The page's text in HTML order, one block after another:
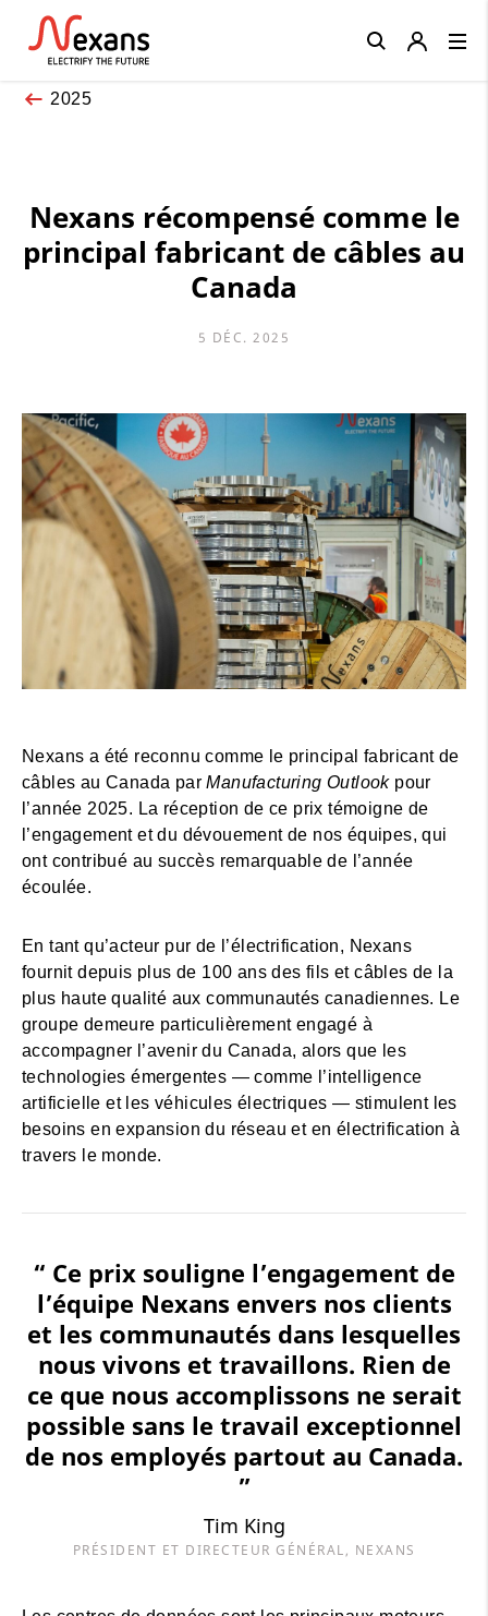
2025
Nexans récompensé comme le
principal fabricant de câbles au
Canada
5 DÉC. 2025
Nexans a été reconnu comme le principal fabricant de
câbles au Canada parManufacturing Outlookpour
l’année 2025. La réception de ce prix témoigne de
l’engagement et du dévouement de nos équipes, qui
ont contribué au succès remarquable de l’année
écoulée.
En tant qu’acteur pur de l’électrification, Nexans
fournit depuis plus de 100 ans des fils et câbles de la
plus haute qualité aux communautés canadiennes. Le
groupe demeure particulièrement engagé à
accompagner l’avenir du Canada, alors que les
technologies émergentes — comme l’intelligence
artificielle et les véhicules électriques — stimulent les
besoins en expansion du réseau et en électrification à
travers le monde.
“ Ce prix souligne l’engagement de
l’équipe Nexans envers nos clients
et les communautés dans lesquelles
nous vivons et travaillons. Rien de
ce que nous accomplissons ne serait
possible sans le travail exceptionnel
de nos employés partout au Canada.
”
Tim King
PRÉSIDENT ET DIRECTEUR GÉNÉRAL, NEXANS
Close